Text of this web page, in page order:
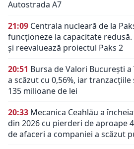
Autostrada A7
21:09 Centrala nucleară de la
funcționeze la capacitate
și reevaluează proiectul Paks 2
20:51 Bursa de Valori București
a scăzut cu 0,56%, iar
135 milioane de lei
20:33 Mecanica Ceahlău a
din 2026 cu pierderi de aproape
de afaceri a companiei a scăzut